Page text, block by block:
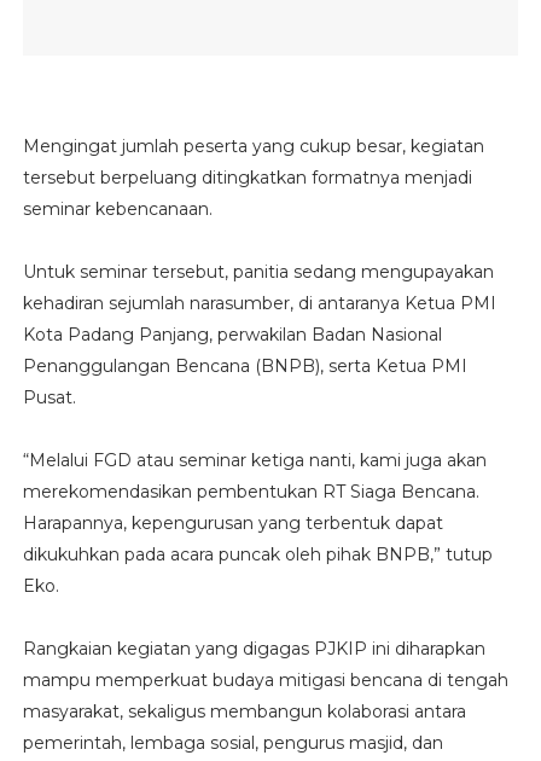
Mengingat jumlah peserta yang cukup besar, kegiatan
tersebut berpeluang ditingkatkan formatnya menjadi
seminar kebencanaan.
Untuk seminar tersebut, panitia sedang mengupayakan
kehadiran sejumlah narasumber, di antaranya Ketua PMI
Kota Padang Panjang, perwakilan Badan Nasional
Penanggulangan Bencana (BNPB), serta Ketua PMI
Pusat.
“Melalui FGD atau seminar ketiga nanti, kami juga akan
merekomendasikan pembentukan RT Siaga Bencana.
Harapannya, kepengurusan yang terbentuk dapat
dikukuhkan pada acara puncak oleh pihak BNPB,” tutup
Eko.
Rangkaian kegiatan yang digagas PJKIP ini diharapkan
mampu memperkuat budaya mitigasi bencana di tengah
masyarakat, sekaligus membangun kolaborasi antara
pemerintah, lembaga sosial, pengurus masjid, dan